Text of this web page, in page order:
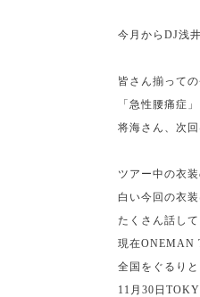
今月から DJ浅
皆さん揃って
「急性腰痛症
将海さん、次
ツアー中の衣
白い今回の衣
たくさん話し
現在ONEMAN
全国をぐるり
11 月 30 日